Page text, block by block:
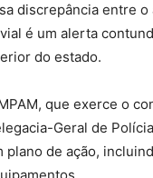
discrepância entre
é um alerta
do estado.
que exerce o
Geral de
plano de ação,